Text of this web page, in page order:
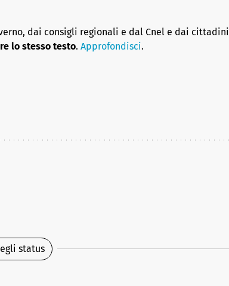
dai consigli regionali e dal Cnel e dai cittadini
lo stesso testo. Approfondisci.
status